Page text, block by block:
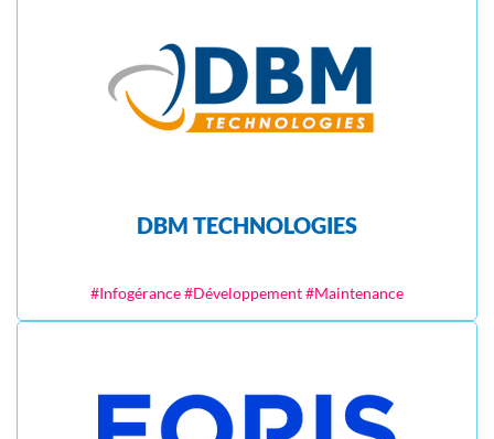
DBM TECHNOLOGIES
#Infogérance #Développement #Maintenance